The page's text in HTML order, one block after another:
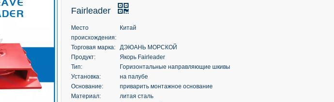
Fairleader
Место
происхождения:
Китай
Торговая марка:
ДЭЮАНЬ МОРСКОЙ
Продукт:
Якорь Fairleader
Тип:
Горизонтальные направляющие шкивы
Установка:
на палубе
Основание:
приварить монтажное основание
Материал:
литая сталь